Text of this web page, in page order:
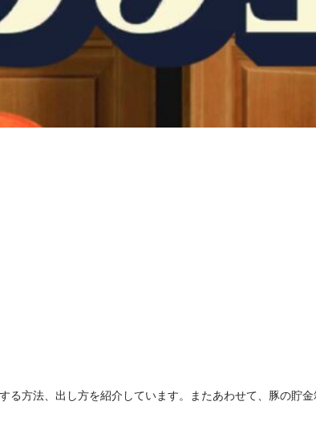
る方法、出し方を紹介しています。またあわせて、豚の貯